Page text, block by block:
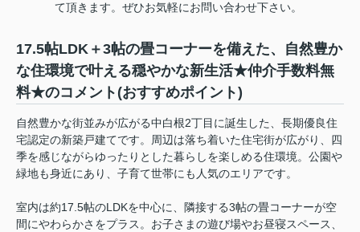
て頂きます。ぜひお気軽にお問い合わせ下さい。
17.5帖LDK＋3帖の畳コーナーを備えた、自然豊か
な住環境で叶える穏やかな新生活★仲介手数料無
料★のコメント(おすすめポイント)
自然豊かな街並みが広がる中白根2丁目に誕生した、長期優良住
宅認定の新築戸建てです。周辺は落ち着いた住宅街が広がり、四
季を感じながらゆったりとした暮らしを楽しめる住環境。公園や
緑地も身近にあり、子育て世帯にも人気のエリアです。
室内は約17.5帖のLDKを中心に、隣接する3帖の畳コーナーが空
間にやわらかさをプラス。お子さまの遊び場やお昼寝スペース、